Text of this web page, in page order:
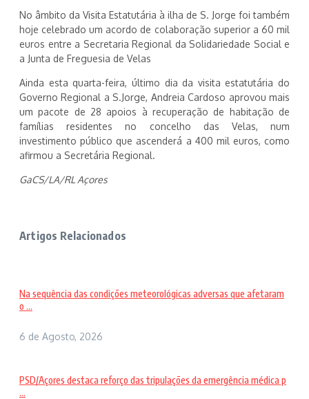
No âmbito da Visita Estatutária à ilha de S. Jorge foi também
hoje celebrado um acordo de colaboração superior a 60 mil
euros entre a Secretaria Regional da Solidariedade Social e
a Junta de Freguesia de Velas
Ainda esta quarta-feira, último dia da visita estatutária do
Governo Regional a S.Jorge, Andreia Cardoso aprovou mais
um pacote de 28 apoios à recuperação de habitação de
famílias residentes no concelho das Velas, num
investimento público que ascenderá a 400 mil euros, como
afirmou a Secretária Regional.
GaCS/LA/RL Açores
Artigos Relacionados
Na sequência das condições meteorológicas adversas que afetaram
o ...
6 de Agosto, 2026
PSD/Açores destaca reforço das tripulações da emergência médica p
...